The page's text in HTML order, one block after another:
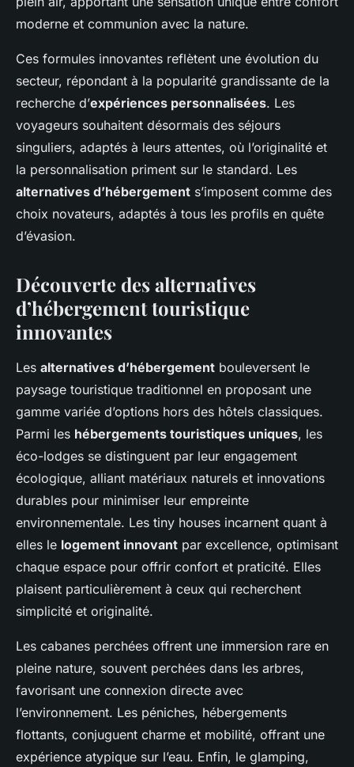
moderne et communion avec la nature.
Ces formules innovantes reflètent une évolution du
secteur, répondant à la popularité grandissante de la
recherche d’expériences personnalisées. Les
voyageurs souhaitent désormais des séjours
singuliers, adaptés à leurs attentes, où l’originalité et
la personnalisation priment sur le standard. Les
alternatives d’hébergement s’imposent comme des
choix novateurs, adaptés à tous les profils en quête
d’évasion.
Découverte des alternatives
d’hébergement touristique
innovantes
Les alternatives d’hébergement bouleversent le
paysage touristique traditionnel en proposant une
gamme variée d’options hors des hôtels classiques.
Parmi les hébergements touristiques uniques, les
éco-lodges se distinguent par leur engagement
écologique, alliant matériaux naturels et innovations
durables pour minimiser leur empreinte
environnementale. Les tiny houses incarnent quant à
elles le logement innovant par excellence, optimisant
chaque espace pour offrir confort et praticité. Elles
plaisent particulièrement à ceux qui recherchent
simplicité et originalité.
Les cabanes perchées offrent une immersion rare en
pleine nature, souvent perchées dans les arbres,
favorisant une connexion directe avec
l’environnement. Les péniches, hébergements
flottants, conjuguent charme et mobilité, offrant une
expérience atypique sur l’eau. Enfin, le glamping,